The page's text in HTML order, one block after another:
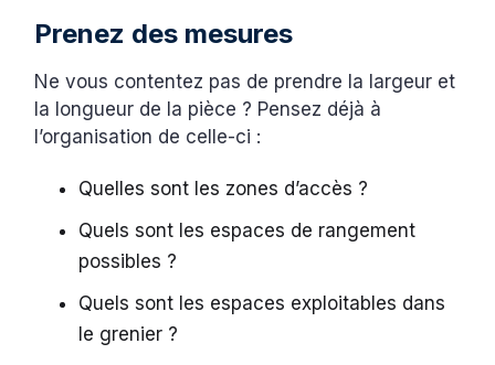
Prenez des mesures
Ne vous contentez pas de prendre la largeur et
la longueur de la pièce ? Pensez déjà à
l’organisation de celle-ci :
Quelles sont les zones d’accès ?
Quels sont les espaces de rangement
possibles ?
Quels sont les espaces exploitables dans
le grenier ?